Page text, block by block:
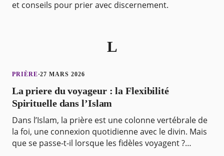
et conseils pour prier avec discernement.
L
PRIÈRE·27 MARS 2026
La priere du voyageur : la Flexibilité
Spirituelle dans l’Islam
Dans l’Islam, la prière est une colonne vertébrale de
la foi, une connexion quotidienne avec le divin. Mais
que se passe-t-il lorsque les fidèles voyagent ?